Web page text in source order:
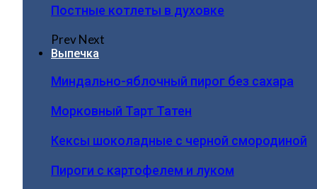
Постные котлеты в духовке
PrevNext
Выпечка
Миндально-яблочный пирог без сахара
Морковный Тарт Татен
Кексы шоколадные с черной смородиной
Пироги c картофелем и луком